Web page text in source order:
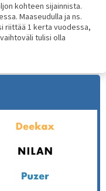
kohteen sijainnista.
Maaseudulla ja ns.
riittää 1 kerta vuodessa,
tulisi olla